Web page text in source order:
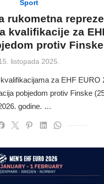
Sport
rukometna
kvalifikacije za
protiv Finske
listopada 2025.
za EHF EURO
pobjedom protiv Finske
godine. …